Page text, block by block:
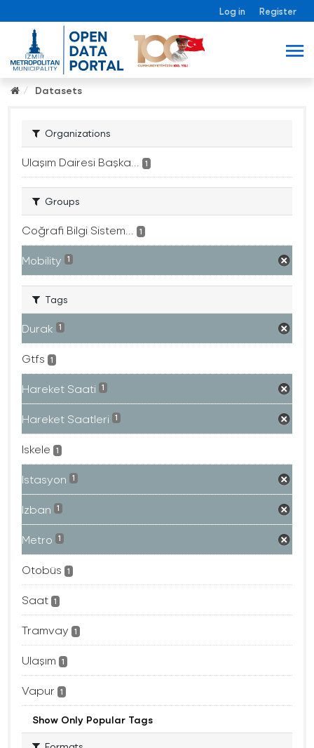
Log in Register
Datasets
Organizations
Ulaşım Dairesi Başka... 1
Groups
Coğrafi Bilgi Sistem... 1
Mobility 1
Tags
Durak 1
Gtfs 1
Hareket Saati 1
Hareket Saatleri 1
Iskele 1
Istasyon 1
Izban 1
Metro 1
Otobüs 1
Saat 1
Tramvay 1
Ulaşım 1
Vapur 1
Show Only Popular Tags